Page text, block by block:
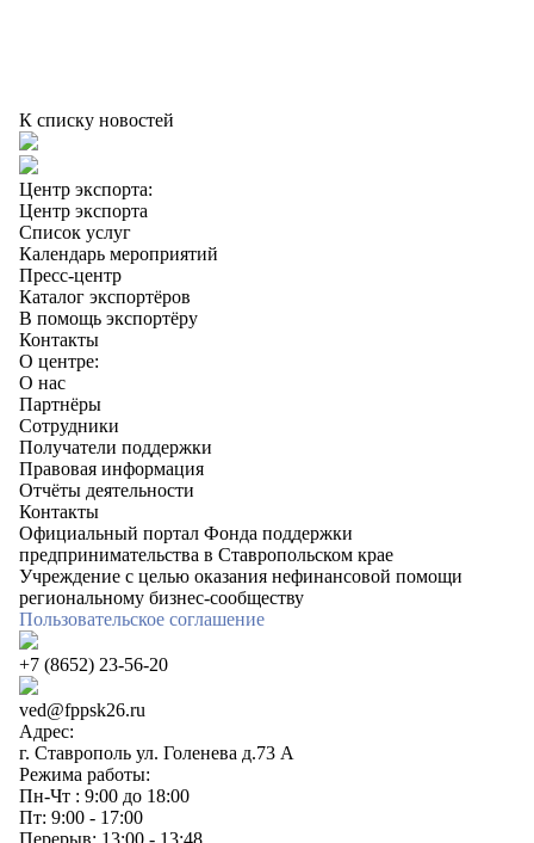
К списку новостей
Центр экспорта:
Центр экспорта
Список услуг
Календарь мероприятий
Пресс-центр
Каталог экспортёров
В помощь экспортёру
Контакты
О центре:
О нас
Партнёры
Сотрудники
Получатели поддержки
Правовая информация
Отчёты деятельности
Контакты
Официальный портал Фонда поддержки
предпринимательства в Ставропольском крае
Учреждение с целью оказания нефинансовой помощи
региональному бизнес-сообществу
Пользовательское соглашение
+7 (8652) 23-56-20
ved@fppsk26.ru
Адрес:
г. Ставрополь ул. Голенева д.73 A
Режима работы:
Пн-Чт : 9:00 до 18:00
Пт: 9:00 - 17:00
Перерыв: 13:00 - 13:48